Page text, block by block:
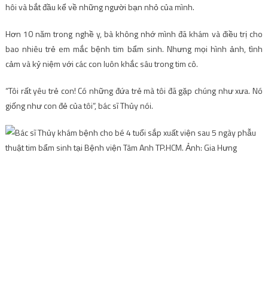
hôi và bắt đầu kể về những người bạn nhỏ của mình.
Hơn 10 năm trong nghề y, bà không nhớ mình đã khám và điều trị cho
bao nhiêu trẻ em mắc bệnh tim bẩm sinh. Nhưng mọi hình ảnh, tình
cảm và kỷ niệm với các con luôn khắc sâu trong tim cô.
“Tôi rất yêu trẻ con! Có những đứa trẻ mà tôi đã gặp chúng như xưa. Nó
giống như con đẻ của tôi”, bác sĩ Thủy nói.